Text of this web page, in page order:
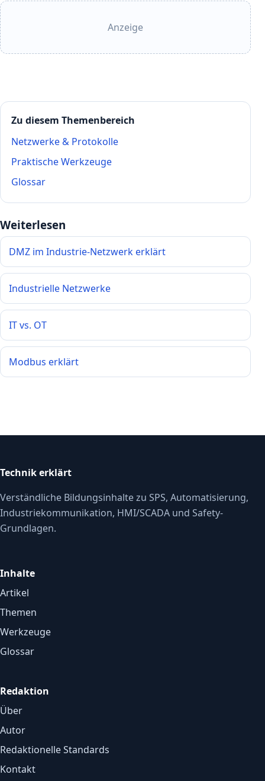
Anzeige
Zu diesem Themenbereich
Netzwerke & Protokolle
Praktische Werkzeuge
Glossar
Weiterlesen
DMZ im Industrie-Netzwerk erklärt
Industrielle Netzwerke
IT vs. OT
Modbus erklärt
Technik erklärt
Verständliche Bildungsinhalte zu SPS, Automatisierung,
Industriekommunikation, HMI/SCADA und Safety-
Grundlagen.
Inhalte
Artikel
Themen
Werkzeuge
Glossar
Redaktion
Über
Autor
Redaktionelle Standards
Kontakt